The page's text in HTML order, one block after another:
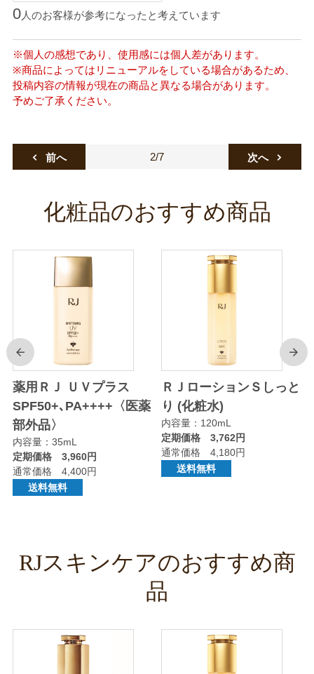
0人のお客様が参考になったと考えています
※個人の感想であり、使用感には個人差があります。
※商品によってはリニューアルをしている場合があるため、
投稿内容の情報が現在の商品と異なる場合があります。
予めご了承ください。
2/7
前へ 次へ
化粧品のおすすめ商品
前
薬用ＲＪ ＵＶプラス
SPF50+､PA++++〈医薬
部外品〉
内容量：35mL
定期価格 3,960円
通常価格 4,400円
送料無料
ＲＪローションＳしっと
り (化粧水)
内容量：120mL
定期価格 3,762円
通常価格 4,180円
送料無料
次
RJスキンケアのおすすめ商
品